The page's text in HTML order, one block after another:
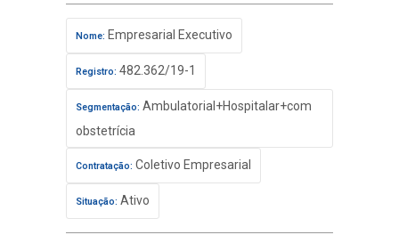
Nome: Empresarial Executivo
Registro: 482.362/19-1
Segmentação: Ambulatorial+Hospitalar+com
obstetrícia
Contratação: Coletivo Empresarial
Situação: Ativo